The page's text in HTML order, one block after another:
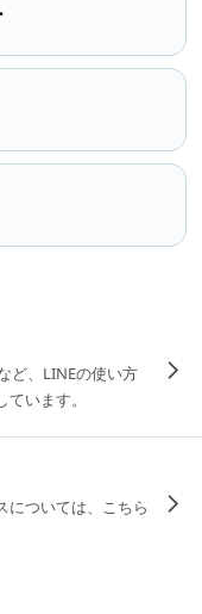
ど、LINEの使い方
います。
については、こちら